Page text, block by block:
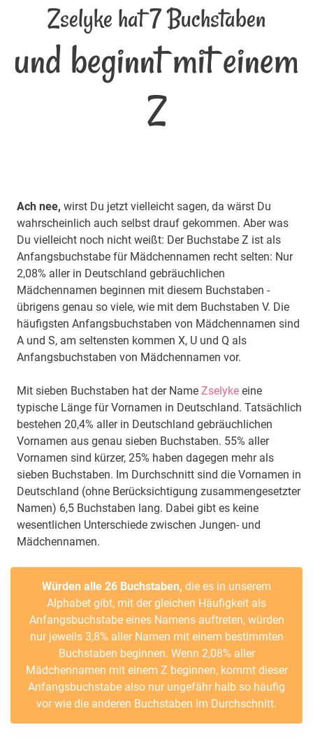
Zselyke hat 7 Buchstaben
und beginnt mit einem
Z
Ach nee, wirst Du jetzt vielleicht sagen, da wärst Du
wahrscheinlich auch selbst drauf gekommen. Aber was
Du vielleicht noch nicht weißt: Der Buchstabe Z ist als
Anfangsbuchstabe für Mädchennamen recht selten: Nur
2,08% aller in Deutschland gebräuchlichen
Mädchennamen beginnen mit diesem Buchstaben -
übrigens genau so viele, wie mit dem Buchstaben V. Die
häufigsten Anfangsbuchstaben von Mädchennamen sind
A und S, am seltensten kommen X, U und Q als
Anfangsbuchstaben von Mädchennamen vor.
Mit sieben Buchstaben hat der Name Zselyke eine
typische Länge für Vornamen in Deutschland. Tatsächlich
bestehen 20,4% aller in Deutschland gebräuchlichen
Vornamen aus genau sieben Buchstaben. 55% aller
Vornamen sind kürzer, 25% haben dagegen mehr als
sieben Buchstaben. Im Durchschnitt sind die Vornamen in
Deutschland (ohne Berücksichtigung zusammengesetzter
Namen) 6,5 Buchstaben lang. Dabei gibt es keine
wesentlichen Unterschiede zwischen Jungen- und
Mädchennamen.
Würden alle 26 Buchstaben, die es in unserem
Alphabet gibt, mit der gleichen Häufigkeit als
Anfangsbuchstabe eines Namens auftreten, würden
nur jeweils 3,8% aller Namen mit einem bestimmten
Buchstaben beginnen. Wenn 2,08% aller
Mädchennamen mit einem Z beginnen, kommt dieser
Anfangsbuchstabe also nur ungefähr halb so häufig
vor wie die anderen Buchstaben im Durchschnitt.